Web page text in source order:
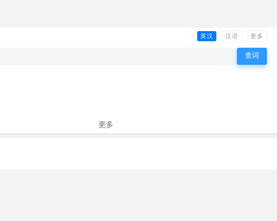
英汉 汉语 更多
更多